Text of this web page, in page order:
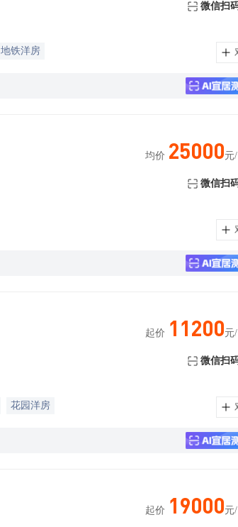
地铁洋房
微信扫
均价 25000元
微信扫
花园洋房
起价 11200元
微信扫
起价 19000元